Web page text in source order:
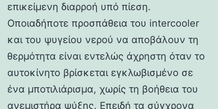
επικείμενη διαρροή υπό πίεση.
Οποιαδήποτε προσπάθεια του intercooler
και του ψυγείου νερού να αποβάλουν τη
θερμότητα είναι εντελώς άχρηστη όταν το
αυτοκίνητο βρίσκεται εγκλωβισμένο σε
ένα μποτιλιάρισμα, χωρίς τη βοήθεια του
ανεμιστήρα ψύξης. Επειδή τα σύγχρονα